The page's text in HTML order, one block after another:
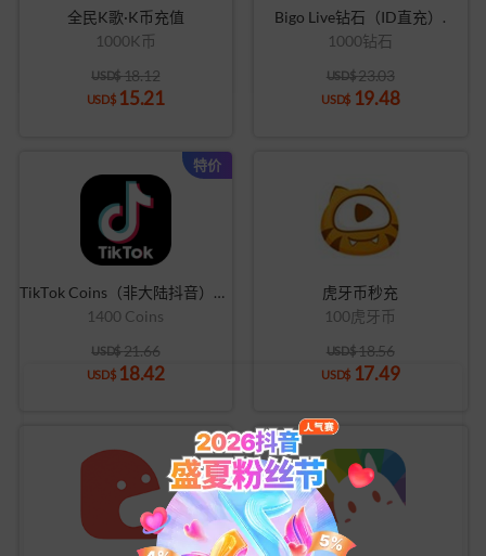
全民K歌·K币充值
1000K币
USD$ 18.12
USD$ 15.21
Bigo Live钻石（ID直充）.
1000钻石
USD$ 23.03
USD$ 19.48
特价
TikTok Coins（非大陆抖音）充值
1400 Coins
USD$ 21.66
USD$ 18.42
虎牙币秒充
100虎牙币
USD$ 18.56
USD$ 17.49